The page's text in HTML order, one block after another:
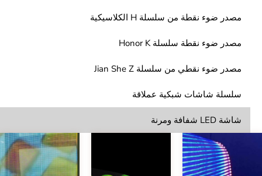
مصدر ضوء نقطة من سلسلة H الكلاسيكية
مصدر ضوء نقطة سلسلة Honor K
مصدر ضوء نقطي من سلسلة Jian She Z
سلسلة شاشات شبكية عملاقة
شاشة LED شفافة ومرنة